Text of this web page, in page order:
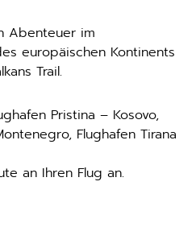
Abenteuer im
europäischen Kontinents
Trail.
Pristina – Kosovo,
Flughafen Tirana
an Ihren Flug an.